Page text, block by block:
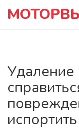
Удаление